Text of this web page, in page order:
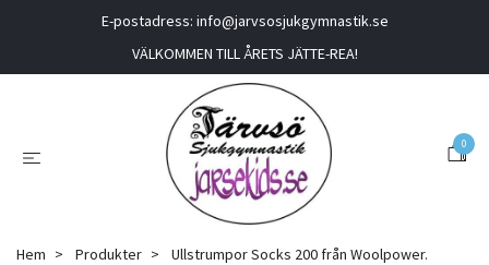
E-postadress: info@jarvsosjukgymnastik.se
VÄLKOMMEN TILL ÅRETS JÄTTE-REA!
0
Hem Produkter Ullstrumpor Socks 200 från Woolpower.